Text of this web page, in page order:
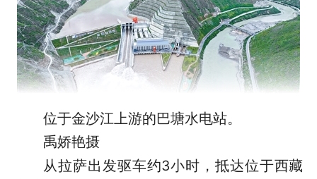
位于金沙江上游的巴塘水电站。
禹娇艳摄
从拉萨出发驱车约3小时，抵达位于西藏